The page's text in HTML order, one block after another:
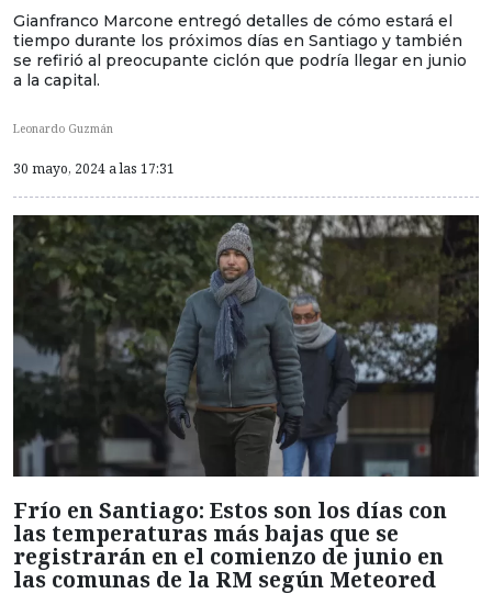
Gianfranco Marcone entregó detalles de cómo estará el
tiempo durante los próximos días en Santiago y también
se refirió al preocupante ciclón que podría llegar en junio
a la capital.
Leonardo Guzmán
30 mayo, 2024 a las 17:31
Frío en Santiago: Estos son los días con
las temperaturas más bajas que se
registrarán en el comienzo de junio en
las comunas de la RM según Meteored